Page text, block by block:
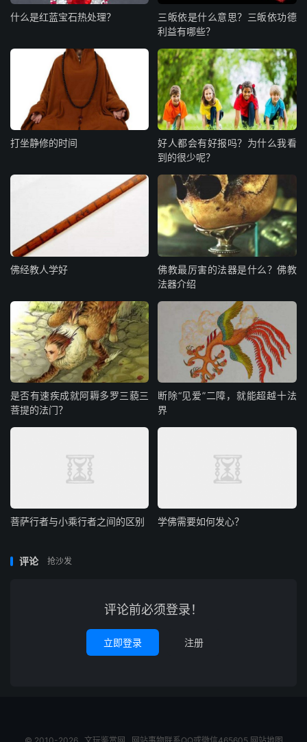
什么是红蓝宝石热处理？
三皈依是什么意思？三皈依功德
利益有哪些？
打坐静修的时间
好人都会有好报吗？为什么我看
到的很少呢？
佛经教人学好
佛教最厉害的法器是什么？佛教
法器介绍
是否有速疾成就阿耨多罗三藐三
菩提的法门？
断除“见爱”二障，就能超越十法
界
菩萨行者与小乘行者之间的区别 学佛需要如何发心？
评论 抢沙发
评论前必须登录！
立即登录 注册